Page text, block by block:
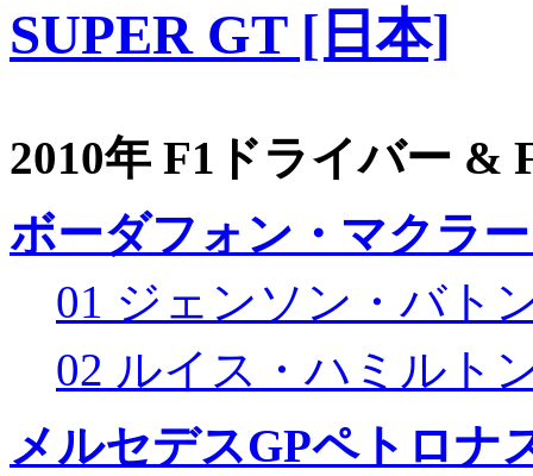
SUPER GT [日本]
2010年 F1ドライバー &
ボーダフォン・マクラ
01 ジェンソン・バト
02 ルイス・ハミルト
メルセデスGPペトロナ